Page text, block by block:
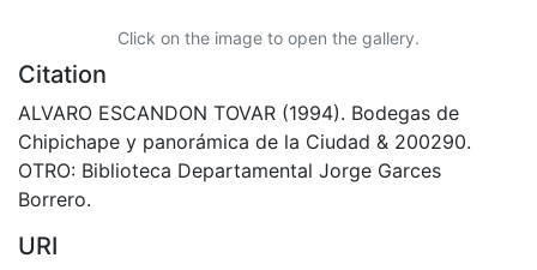
Click on the image to open the gallery.
Citation
ALVARO ESCANDON TOVAR (1994). Bodegas de
Chipichape y panorámica de la Ciudad & 200290.
OTRO: Biblioteca Departamental Jorge Garces
Borrero.
URI